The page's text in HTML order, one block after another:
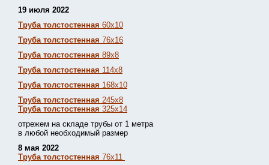
19 июля 2022
Труба толстостенная 60х10
Труба толстостенная 76х16
Труба толстостенная 89х8
Труба толстостенная 114х8
Труба толстостенная 168х10
Труба толстостенная 245х8
Труба толстостенная 325х14
отрежем на складе трубы от 1 метра
в любой необходимый размер
8 мая 2022
Труба толстостенная 76х11